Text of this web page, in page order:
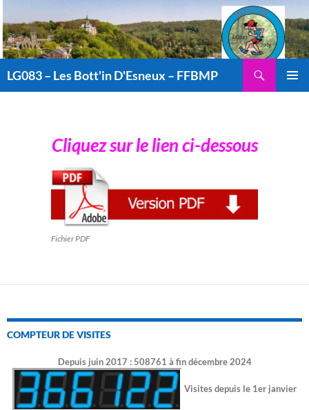
au
contenu
LG083 – Les Bott'in D'Esneux – FFBMP
Cliquez sur le lien ci-dessous
Fichier PDF
COMPTEUR DE VISITES
Depuis juin 2017 : 508761 à fin décembre 2024
Visites depuis le 1er janvier